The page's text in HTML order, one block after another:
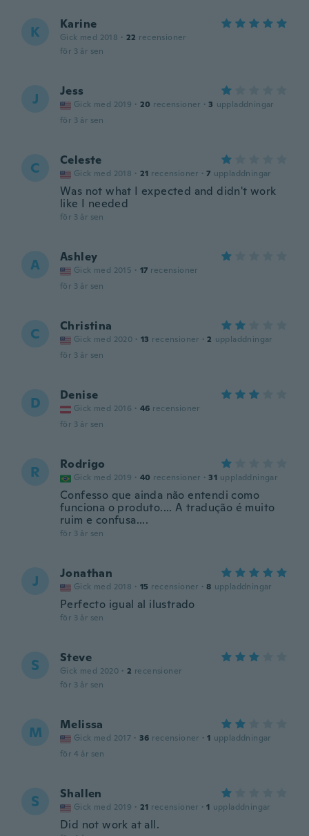
K Karine
Gick med 2018 · 22 recensioner
för 3 år sen
J Jess
Gick med 2019 · 20 recensioner · 3 uppladdningar
för 3 år sen
C Celeste
Gick med 2018 · 21 recensioner · 7 uppladdningar
Was not what I expected and didn't work
like I needed
för 3 år sen
A Ashley
Gick med 2015 · 17 recensioner
för 3 år sen
C Christina
Gick med 2020 · 13 recensioner · 2 uppladdningar
för 3 år sen
D Denise
Gick med 2016 · 46 recensioner
för 3 år sen
R Rodrigo
Gick med 2019 · 40 recensioner · 31 uppladdningar
Confesso que ainda não entendi como
funciona o produto.... A tradução é muito
ruim e confusa....
för 3 år sen
J Jonathan
Gick med 2018 · 15 recensioner · 8 uppladdningar
Perfecto igual al ilustrado
för 3 år sen
S Steve
Gick med 2020 · 2 recensioner
för 3 år sen
M Melissa
Gick med 2017 · 36 recensioner · 1 uppladdningar
för 4 år sen
S Shallen
Gick med 2019 · 21 recensioner · 1 uppladdningar
Did not work at all.